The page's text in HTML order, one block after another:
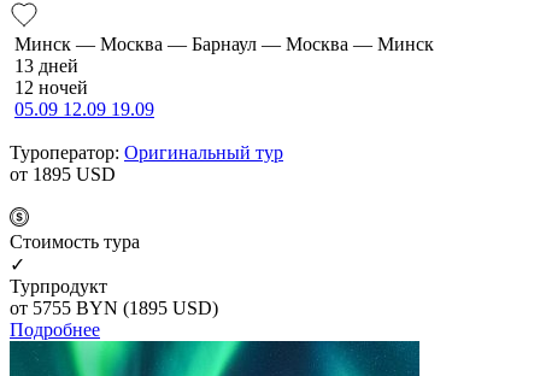
Минск — Москва — Барнаул — Москва — Минск
13 дней
12 ночей
05.09 12.09 19.09
Туроператор: Оригинальный тур
от 1895 USD
Cтоимость тура
✓
Турпродукт
от 5755 BYN (1895 USD)
Подробнее